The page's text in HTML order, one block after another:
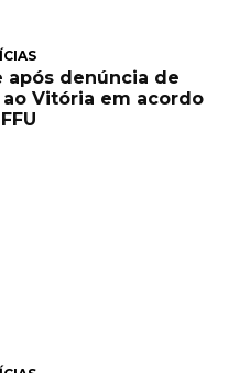
após denúncia de
Vitória em acordo